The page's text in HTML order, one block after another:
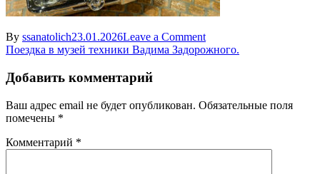
By ssanatolich23.01.2026Leave a Commenton
https
—
43
Навигация
по
записям
Поездка в музей техники Вадима Задорожного.
Добавить комментарий
Ваш адрес email не будет опубликован. Обязательные поля
помечены *
Комментарий *